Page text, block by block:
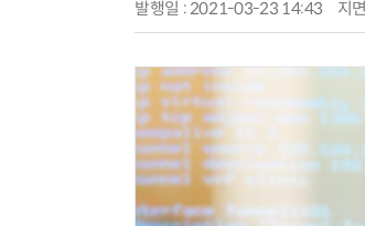
발행일 : 2021-03-23 14:43 지